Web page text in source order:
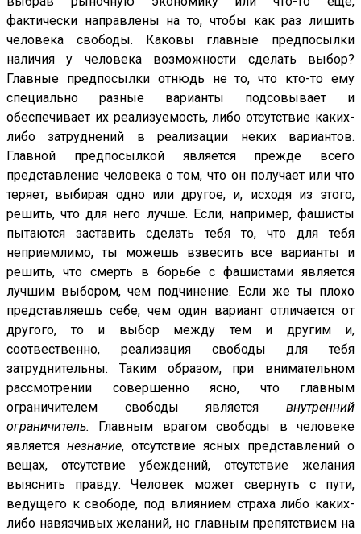
фактически направлены на то, чтобы как раз лишить
человека свободы. Каковы главные предпосылки
наличия у человека возможности сделать выбор?
Главные предпосылки отнюдь не то, что кто-то ему
специально разные варианты подсовывает и
обеспечивает их реализуемость, либо отсутствие каких-
либо затруднений в реализации неких вариантов.
Главной предпосылкой является прежде всего
представление человека о том, что он получает или что
теряет, выбирая одно или другое, и, исходя из этого,
решить, что для него лучше. Если, например, фашисты
пытаются заставить сделать тебя то, что для тебя
неприемлимо, ты можешь взвесить все варианты и
решить, что смерть в борьбе с фашистами является
лучшим выбором, чем подчинение. Если же ты плохо
представляешь себе, чем один вариант отличается от
другого, то и выбор между тем и другим и,
соотвественно, реализация свободы для тебя
затруднительны. Таким образом, при внимательном
рассмотрении совершенно ясно, что главным
ограничителем свободы является внутренний
ограничитель.
Главным врагом свободы в человеке
является незнание, отсутствие ясных представлений о
вещах, отсутствие убеждений, отсутствие желания
выяснить правду. Человек может свернуть с пути,
ведущего к свободе, под влиянием страха либо каких-
либо навязчивых желаний, но главным препятствием на